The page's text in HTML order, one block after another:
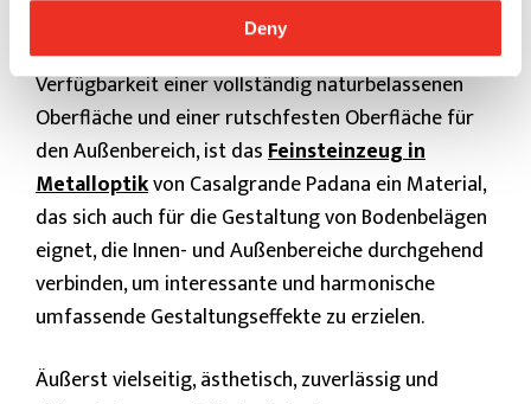
Deny
Aufgrund der hohen technischen Leistungsfähigkeit
und der besonderen Festigkeit sowie der
Verfügbarkeit einer vollständig naturbelassenen
Oberfläche und einer rutschfesten Oberfläche für
den Außenbereich, ist dasFeinsteinzeug in
Metalloptikvon Casalgrande Padana ein Material,
das sich auch für die Gestaltung von Bodenbelägen
eignet, die Innen- und Außenbereiche durchgehend
verbinden, um interessante und harmonische
umfassende Gestaltungseffekte zu erzielen.
Äußerst vielseitig, ästhetisch, zuverlässig und